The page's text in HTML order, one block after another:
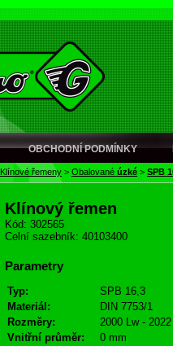
OBCHODNÍ PODMÍNKY
Klínové řemeny > Obalované úzké > SPB
Klínový řemen
Kód: 302565
Celní sazebník: 40103400
Parametry
Typ:
SPB 16,3
Materiál:
DIN 7753/1
Rozměry:
2000 Lw -
Vnitřní průměr:
0 mm